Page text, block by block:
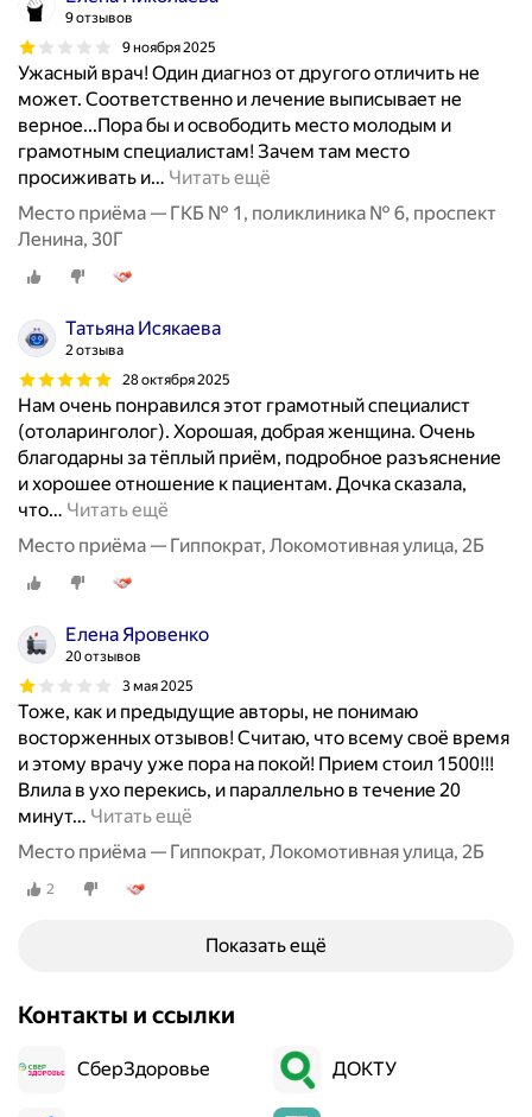
9 отзывов
9 ноября 2025
Ужасный врач! Один диагноз от другого отличить не
может. Соответственно и лечение выписывает не
верное...Пора бы и освободить место молодым и
грамотным специалистам! Зачем там место
просиживать и… Читать ещё
Место приёма — ГКБ № 1, поликлиника № 6, проспект
Ленина, 30Г
Татьяна Исякаева
2 отзыва
28 октября 2025
Нам очень понравился этот грамотный специалист
(отоларинголог). Хорошая, добрая женщина. Очень
благодарны за тёплый приём, подробное разъяснение
и хорошее отношение к пациентам. Дочка сказала,
что… Читать ещё
Место приёма — Гиппократ, Локомотивная улица, 2Б
Елена Яровенко
20 отзывов
3 мая 2025
Тоже, как и предыдущие авторы, не понимаю
восторженных отзывов! Считаю, что всему своё время
и этому врачу уже пора на покой! Прием стоил 1500!!!
Влила в ухо перекись, и параллельно в течение 20
минут… Читать ещё
Место приёма — Гиппократ, Локомотивная улица, 2Б
2
Показать ещё
Контакты и ссылки
СберЗдоровье ДОКТУ